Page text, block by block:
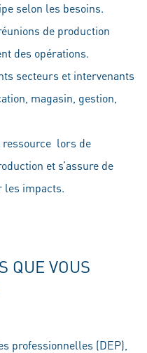
selon les besoins.
de production
des opérations.
secteurs et intervenants
magasin, gestion,
lors de
et s’assure de
les impacts.
QUE VOUS
professionnelles (DEP),